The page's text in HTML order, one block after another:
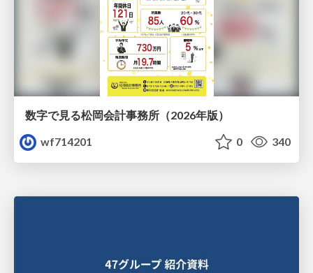
数字で見る松岡会計事務所（2026年版）
wf714201
0 340